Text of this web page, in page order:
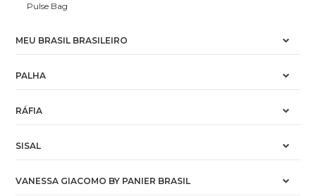
Pulse Bag
MEU BRASIL BRASILEIRO
PALHA
RÁFIA
SISAL
VANESSA GIACOMO BY PANIER BRASIL